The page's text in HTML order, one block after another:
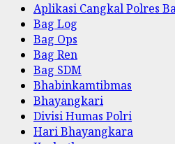
Aplikasi Cangkal Polres
Bag Log
Bag Ops
Bag Ren
Bag SDM
Bhabinkamtibmas
Bhayangkari
Divisi Humas Polri
Hari Bhayangkara